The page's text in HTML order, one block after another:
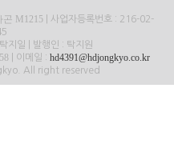
M1215 | 사업자등록번호 : 216-02-
지일 | 발행인 : 탁지원
| 이메일 : hd4391@hdjongkyo.co.kr
All right reserved